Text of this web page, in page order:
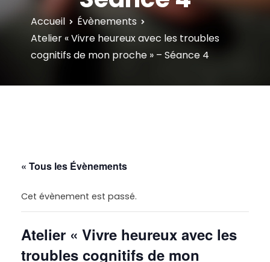
Accueil
Évènements
Atelier « Vivre heureux avec les troubles
cognitifs de mon proche » – Séance 4
« Tous les Évènements
Cet évènement est passé.
Atelier « Vivre heureux avec les
troubles cognitifs de mon